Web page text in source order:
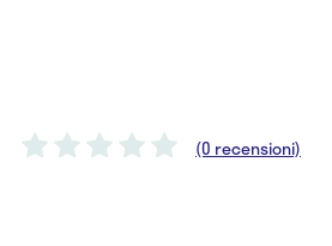
(0 recensioni)